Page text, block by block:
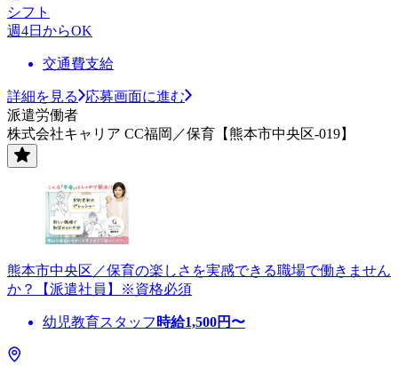
シフト
週4日からOK
交通費支給
詳細を見る
応募画面に進む
派遣労働者
株式会社キャリア CC福岡／保育【熊本市中央区-019】
熊本市中央区／保育の楽しさを実感できる職場で働きません
か？【派遣社員】※資格必須
幼児教育スタッフ 時給1,500円〜